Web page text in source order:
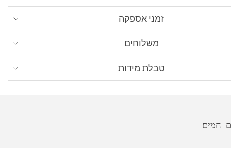
זמני אספקה
כל תכשיט לפי הזמנה אישית, זמן הייצור עשוי לקחת
משלוחים
. עד 4 ימי עסקים מרגע שההזמנה מוכנה
טבלת מידות
חמים